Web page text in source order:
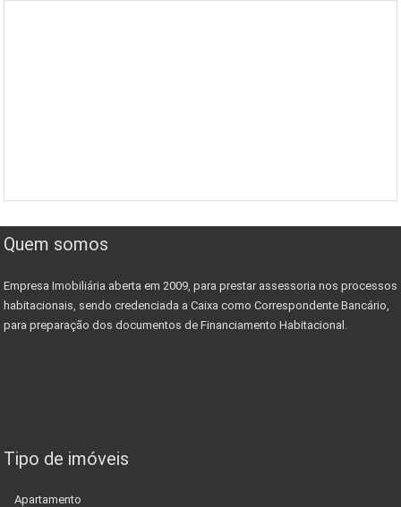
Quem somos
Empresa Imobiliária aberta em 2009, para prestar assessoria nos processos
habitacionais, sendo credenciada a Caixa como Correspondente Bancário,
para preparação dos documentos de Financiamento Habitacional.
Tipo de imóveis
Apartamento